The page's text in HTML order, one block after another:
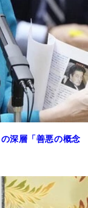
深層「善悪の概念